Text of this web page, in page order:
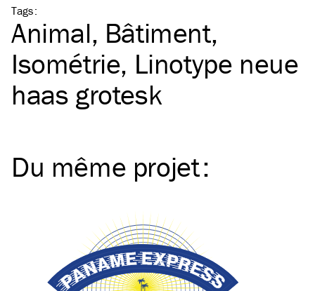
Tags:
Animal Bâtiment
Isométrie Linotype neue
haas grotesk
Du même projet: